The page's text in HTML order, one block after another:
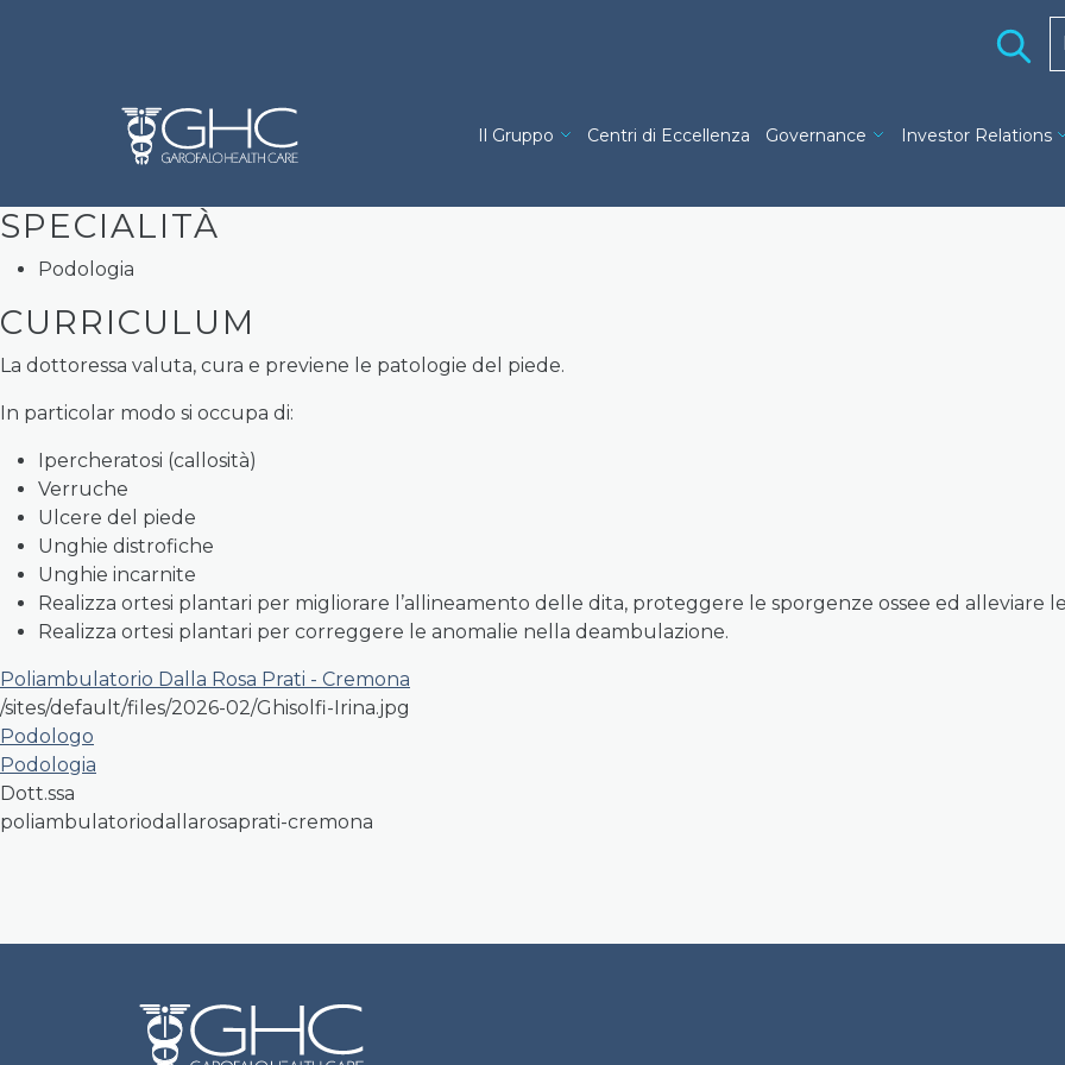
Il Gruppo Centri di Eccellenza Governance Investor Relations
ghc.contentilGio 17/08/2023 - 18:14
SPECIALITÀ
Podologia
CURRICULUM
La dottoressa valuta, cura e previene le patologie del piede.
In particolar modo si occupa di:
Ipercheratosi (callosità)
Verruche
Ulcere del piede
Unghie distrofiche
Unghie incarnite
Realizza ortesi plantari per migliorare l’allineamento delle dita, proteggere le sporgenze ossee ed alleviare
Realizza ortesi plantari per correggere le anomalie nella deambulazione.
Poliambulatorio Dalla Rosa Prati - Cremona
/sites/default/files/2026-02/Ghisolfi-Irina.jpg
Podologo
Podologia
Dott.ssa
poliambulatoriodallarosaprati-cremona